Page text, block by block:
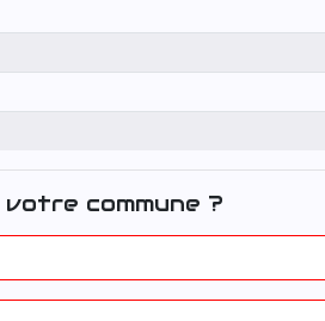
commune ?